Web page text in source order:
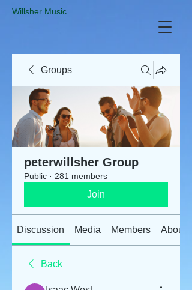
​Willsher Music
Groups
peterwillsher Group
Public · 281 members
Join
Discussion Media Members About
Back